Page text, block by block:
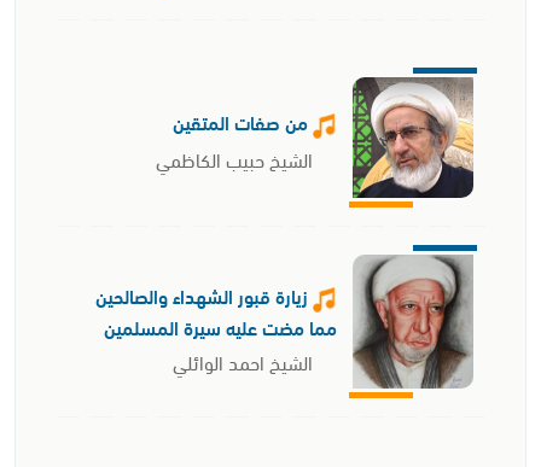
من صفات المتقين
الشيخ حبيب الكاظمي
زيارة قبور الشهداء والصالحين
مما مضت عليه سيرة المسلمين
الشيخ احمد الوائلي